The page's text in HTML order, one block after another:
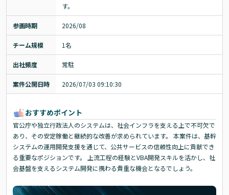
す。
参画時期 2026/08
チーム規模 1名
出社頻度 常駐
案件公開日時 2026/07/03 09:10:30
おすすめポイント
官公庁や独立行政法人のシステムは、社会インフラを支える上で不可欠で
あり、その安定稼働と継続的な改善が求められています。 本案件は、基幹
システムの運用開発支援を通じて、公共サービスの信頼性向上に貢献でき
る重要なポジションです。 上流工程の経験とVBA開発スキルを活かし、社
会基盤を支えるシステム開発に携わる貴重な機会となるでしょう。